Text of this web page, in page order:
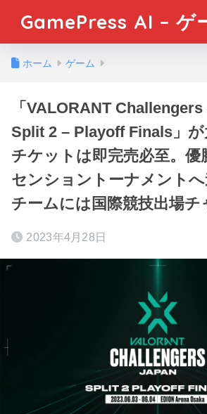
GamePress AI – ゲ
ホーム ゲーム
「VALORANT
Split 2 – Playoff Finals」が
チケットは即完売必至。優
センショントーナメント
チームには国際競技出場チ
2023年4月28日